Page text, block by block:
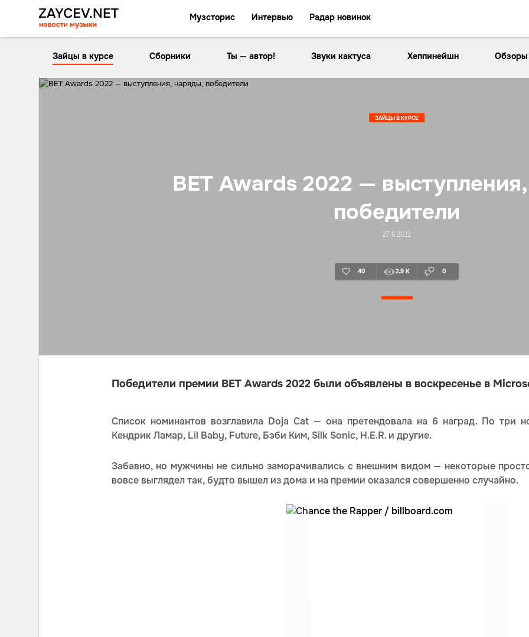
Музсторис Интервью Радар новинок
Зайцы в курсе Сборники Ты — автор! Звуки кактуса Хеппинейшн Обзоры
BET Awards 2022 —
победители
27.6.2022
40 2.9 K 0
ЗАЙЦЫ В КУРСЕ
Победители премии BET Awards 2022 были объявлены в воскресенье в
Список номинантов возглавила Doja Cat — она претендовала на 6 наград. По три
Кендрик Ламар, Lil Baby, Future, Бэби Ким, Silk Sonic, H.E.R. и другие.
Забавно, но мужчины не сильно заморачивались с внешним видом — некоторые
вовсе выглядел так, будто вышел из дома и на премии оказался совершенно случайно.